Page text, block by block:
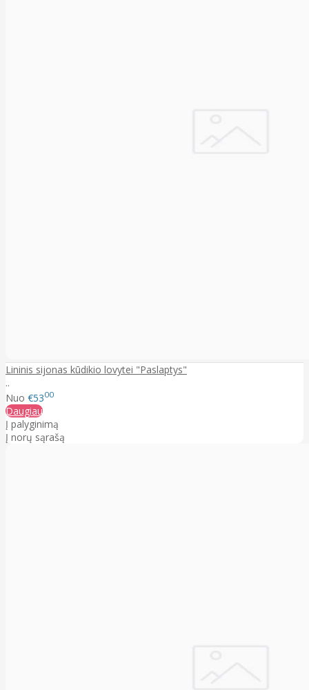
Lininis sijonas kūdikio lovytei "Paslaptys"
..
Nuo €5300
Daugiau
Į palyginimą
Į norų sąrašą